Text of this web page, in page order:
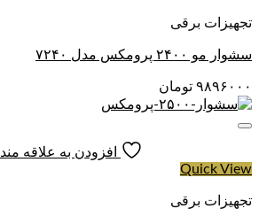
تجهیزات برقی
سشوار مو ۲۴۰۰ پرومکس مدل ۷۲۴۰
۹۸۹۶۰۰۰ تومان
افزودن به علاقه
Quick View
تجهیزات برقی